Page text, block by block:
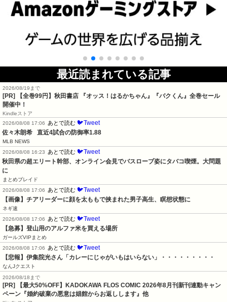
最近読まれている記事
2026/08/19まで
[PR]
【全巻99円】秋田書店 『オッス！はるかちゃん』『バクくん』全巻セール
開催中！
Kindleストア
2026/08/08 17:06
あとで読む 🐦Tweet
佐々木朗希   直近4試合の防御率1.88
MLB NEWS
2026/08/08 16:23
あとで読む 🐦Tweet
秋田県の超エリート幹部、オンライン会見でバスローブ姿にタバコ喫煙。大問題
に
まとめブレイド
2026/08/08 17:06
あとで読む 🐦Tweet
【画像】チアリーダーに顔を太ももで挟まれた男子高生、瞑想状態に
ネギ速
2026/08/08 17:06
あとで読む 🐦Tweet
【急募】登山用のアルファ米を買える場所
ガールズVIPまとめ
2026/08/08 17:06
あとで読む 🐦Tweet
【悲報】伊集院光さん「カレーにじゃがいもはいらない」・・・・・・・・・
なんJクエスト
2026/08/18まで
[PR] 【最大50%OFF】KADOKAWA FLOS COMIC 2026年8月刊新刊連動キャン
ペーン『婚約破棄の悪意は娼館からお返しします』他